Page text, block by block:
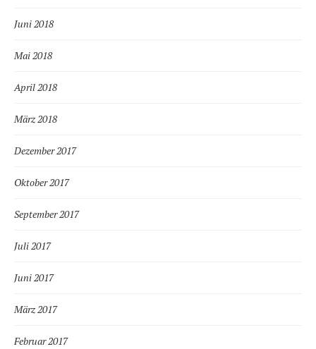
Juni 2018
Mai 2018
April 2018
März 2018
Dezember 2017
Oktober 2017
September 2017
Juli 2017
Juni 2017
März 2017
Februar 2017